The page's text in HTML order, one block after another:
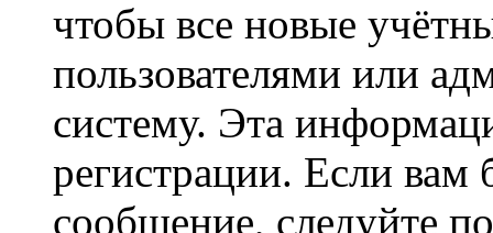
чтобы все новые
пользователями или
систему. Эта
регистрации. Если
сообщение, следуйте